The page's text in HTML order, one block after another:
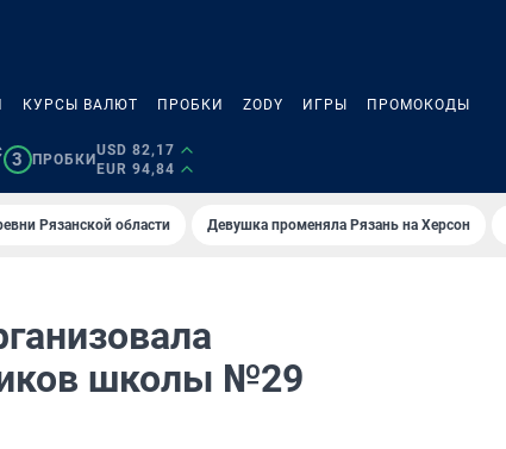
КУРСЫ ВАЛЮТ ПРОБКИ ZODY ИГРЫ ПРОМОКОДЫ
3 ПРОБКИ
USD 82,17
EUR 94,84
Рязанской области Девушка променяла Рязань на Херсон
школы №29